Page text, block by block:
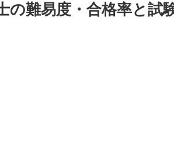
難易度・合格率と試